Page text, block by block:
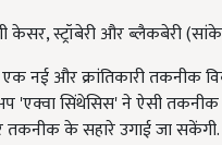
केसर, स्ट्रॉबेरी और ब्लैकबेरी
में एक नई और क्रांतिकारी
'एक्वा सिंथेसिस' ने ऐसी
तकनीक के सहारे उगाई जा